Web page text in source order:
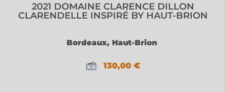
2021 DOMAINE CLARENCE DILLON
CLARENDELLE INSPIRÉ BY HAUT-BRION
Bordeaux, Haut-Brion
130,00 €